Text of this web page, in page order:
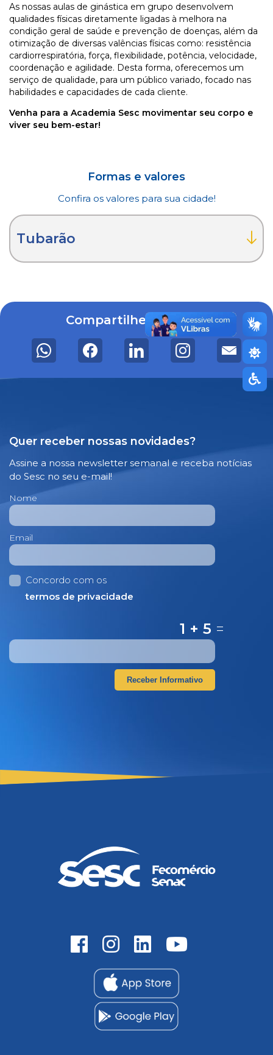
As nossas aulas de ginástica em grupo desenvolvem
qualidades físicas diretamente ligadas à melhora na
condição geral de saúde e prevenção de doenças, além da
otimização de diversas valências físicas como: resistência
cardiorrespiratória, força, flexibilidade, potência, velocidade,
coordenação e agilidade. Desta forma, oferecemos um
serviço de qualidade, para um público variado, focado nas
habilidades e capacidades de cada cliente.
Venha para a Academia Sesc movimentar seu corpo e
viver seu bem-estar!
Formas e valores
Confira os valores para sua cidade!
Tubarão
Compartilhe o serviço
Quer receber nossas novidades?
Assine a nossa newsletter semanal e receba notícias
do Sesc no seu e-mail!
Nome
Email
Concordo com os
termos de privacidade
1 + 5 =
Receber Informativo